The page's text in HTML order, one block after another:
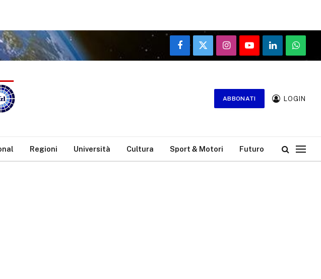
Facebook
X
(Twitter)
InstagramYouTubeLinkedIn
ABBONATI LOGIN
Regioni Università Cultura Sport & Motori Futuro